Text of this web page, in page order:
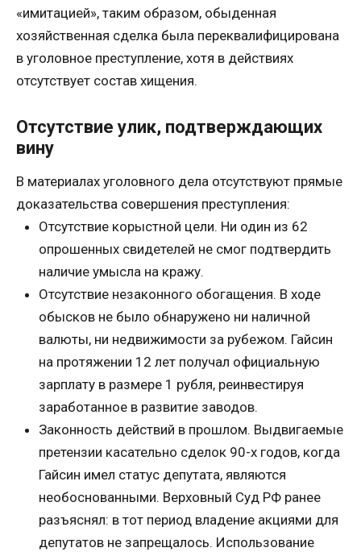
«имитацией», таким образом, обыденная
хозяйственная сделка была переквалифицирована
в уголовное преступление, хотя в действиях
отсутствует состав хищения.
Отсутствие улик, подтверждающих
вину
В материалах уголовного дела отсутствуют прямые
доказательства совершения преступления:
Отсутствие корыстной цели. Ни один из 62
опрошенных свидетелей не смог подтвердить
наличие умысла на кражу.
Отсутствие незаконного обогащения. В ходе
обысков не было обнаружено ни наличной
валюты, ни недвижимости за рубежом. Гайсин
на протяжении 12 лет получал официальную
зарплату в размере 1 рубля, реинвестируя
заработанное в развитие заводов.
Законность действий в прошлом. Выдвигаемые
претензии касательно сделок 90-х годов, когда
Гайсин имел статус депутата, являются
необоснованными. Верховный Суд РФ ранее
разъяснял: в тот период владение акциями для
депутатов не запрещалось. Использование